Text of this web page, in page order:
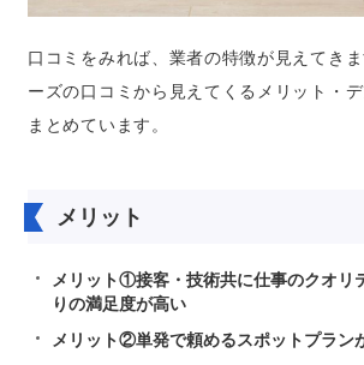
口コミをみれば、業者の特徴が見えてき
ーズの口コミから見えてくるメリット・
まとめています。
メリット
メリット①接客・技術共に仕事のクオリ
りの満足度が高い
メリット②単発で頼めるスポットプラン